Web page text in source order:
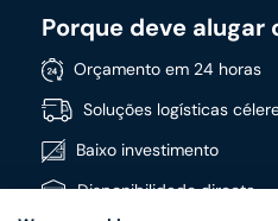
Porque deve alugar
Orçamento em 24 horas
Soluções logísticas
Baixo investimento
Disponibilidade directa